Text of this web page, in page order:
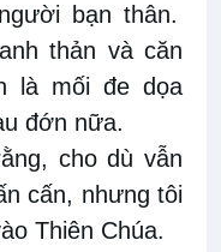
bạn thân.
thản và căn
là mối đe dọa
đớn nữa.
chodùvẫn
cấn, nhưng tôi
Thiên Chúa.